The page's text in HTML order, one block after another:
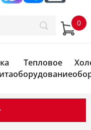
Тепловое
оборудование